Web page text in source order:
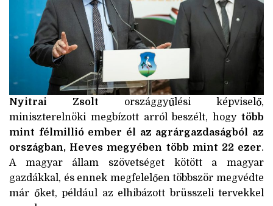
Nyitrai Zsolt országgyűlési képviselő,
miniszterelnöki megbízott arról beszélt, hogy több
mint félmillió ember él az agrárgazdaságból az
országban, Heves megyében több mint 22 ezer.
A magyar állam szövetséget kötött a magyar
gazdákkal, és ennek megfelelően többször megvédte
már őket, például az elhibázott brüsszeli tervekkel